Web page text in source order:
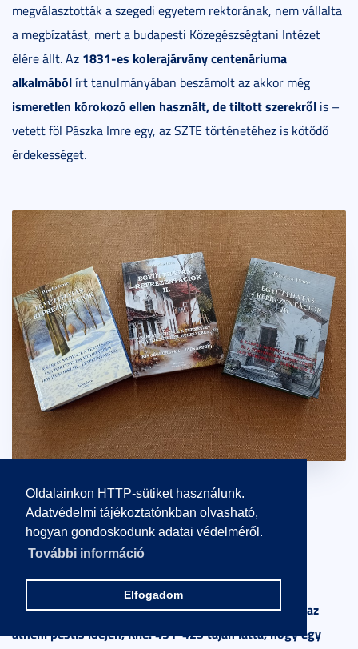
Oldalainkon HTTP-sütiket használunk.
Adatvédelmi tájékoztatónkban olvasható,
hogyan gondoskodunk adatai védelméről.
További információ
Elfogadom
megválasztották a szegedi egyetem rektorának, nem vállalta
a megbízatást, mert a budapesti Közegészségtani Intézet
élére állt. Az 1831-es kolerajárvány centenáriuma
alkalmábólírt tanulmányában beszámolt az akkor még
ismeretlen kórokozó ellen használt, de tiltott szerekről is –
vetett föl Pászka Imre egy, az SZTE történetéhez is kötődő
érdekességet.
Thuküdidész és Fukuyama ugyanazt mondja?
Egy túlélő feljegyzéseiként a történetíróThuküdidész
az
athéni pestis idején, Kr.e. 431-425 táján látta, hogy egy